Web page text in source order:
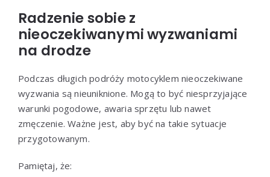
Radzenie sobie z
nieoczekiwanymi wyzwaniami
na drodze
Podczas długich podróży motocyklem nieoczekiwane
wyzwania są nieuniknione. Mogą to być niesprzyjające
warunki pogodowe, awaria sprzętu lub nawet
zmęczenie. Ważne jest, aby być na takie sytuacje
przygotowanym.
Pamiętaj, że: